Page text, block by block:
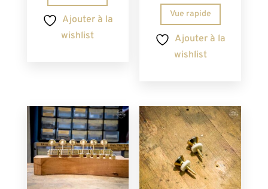
Ajouter à la
wishlist
Vue rapide
Ajouter à la
wishlist